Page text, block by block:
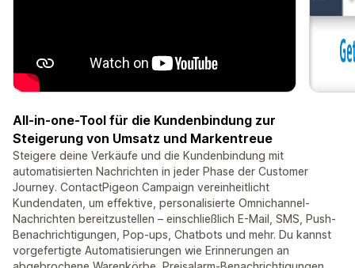
All-in-one-Tool für die Kundenbindung zur
Steigerung von Umsatz und Markentreue
Steigere deine Verkäufe und die Kundenbindung mit
automatisierten Nachrichten in jeder Phase der Customer
Journey. ContactPigeon Campaign vereinheitlicht
Kundendaten, um effektive, personalisierte Omnichannel-
Nachrichten bereitzustellen – einschließlich E-Mail, SMS, Push-
Benachrichtigungen, Pop-ups, Chatbots und mehr. Du kannst
vorgefertigte Automatisierungen wie Erinnerungen an